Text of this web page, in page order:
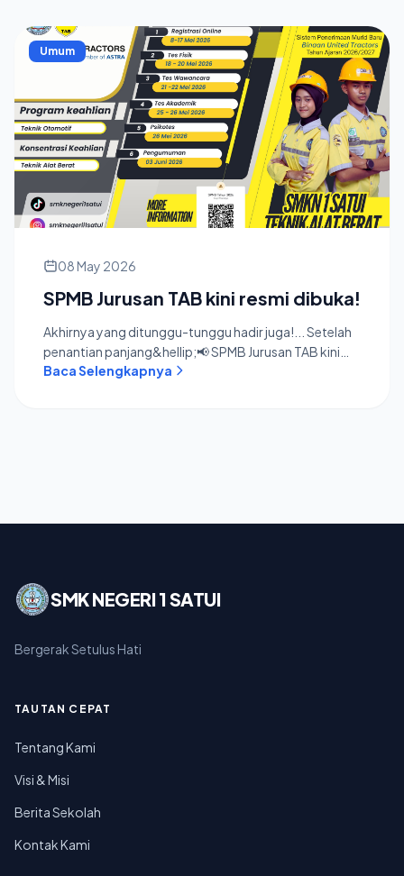
Umum
08 May 2026
SPMB Jurusan TAB kini resmi dibuka!
Akhirnya yang ditunggu-tunggu hadir juga!... Setelah
penantian panjang&hellip;📢 SPMB Jurusan TAB kini
resmi dibuka!Buat...
Baca Selengkapnya
SMK NEGERI 1 SATUI
Bergerak Setulus Hati
TAUTAN CEPAT
Tentang Kami
Visi & Misi
Berita Sekolah
Kontak Kami